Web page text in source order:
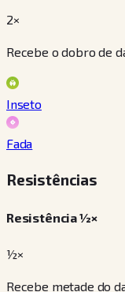
2×
Recebe o dobro de
Inseto
Fada
Resistências
Resistência ½×
½×
Recebe metade do